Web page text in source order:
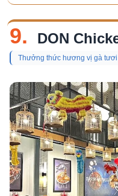
9. DON
Thưởng thức hương vị gà